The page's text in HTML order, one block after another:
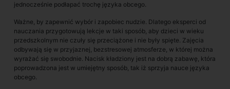
jednocześnie podłapać trochę języka obcego.
Ważne, by zapewnić wybór i zapobiec nudzie. Dlatego eksperci od
nauczania przygotowują lekcje w taki sposób, aby dzieci w wieku
przedszkolnym nie czuły się przeciążone i nie były spięte. Zajęcia
odbywają się w przyjaznej, bezstresowej atmosferze, w której można
wyrażać się swobodnie. Nacisk kładziony jest na dobrą zabawę, która
poprowadzona jest w umiejętny sposób, tak iż sprzyja nauce języka
obcego.